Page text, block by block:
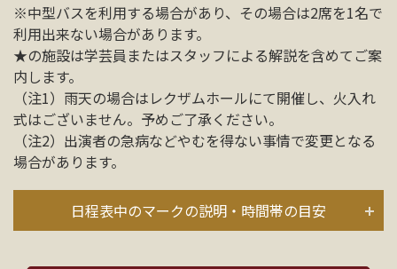
※中型バスを利用する場合があり、その場合は2席を1名で
利用出来ない場合があります。
★の施設は学芸員またはスタッフによる解説を含めてご案
内します。
（注1）雨天の場合はレクザムホールにて開催し、火入れ
式はございません。予めご了承ください。
（注2）出演者の急病などやむを得ない事情で変更となる
場合があります。
日程表中のマークの説明・時間帯の目安